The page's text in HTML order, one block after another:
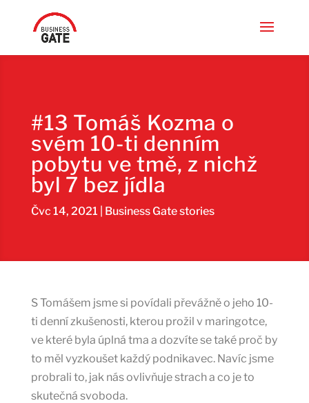
#13 Tomáš Kozma o
svém 10-ti denním
pobytu ve tmě, z nichž
byl 7 bez jídla
Čvc 14, 2021 Business Gate stories
S Tomášem jsme si povídali převážně o jeho 10-
ti denní zkušenosti, kterou prožil v maringotce,
ve které byla úplná tma a dozvíte se také proč by
to měl vyzkoušet každý podnikavec. Navíc jsme
probrali to, jak nás ovlivňuje strach a co je to
skutečná svoboda.